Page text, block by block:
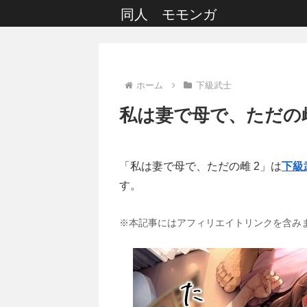
同人 モモンガ
ホーム 下級武士
私は妻で母で、ただの
「私は妻で母で、ただの雌 2」は下級
す。
※本記事にはアフィリエイトリンクを含み